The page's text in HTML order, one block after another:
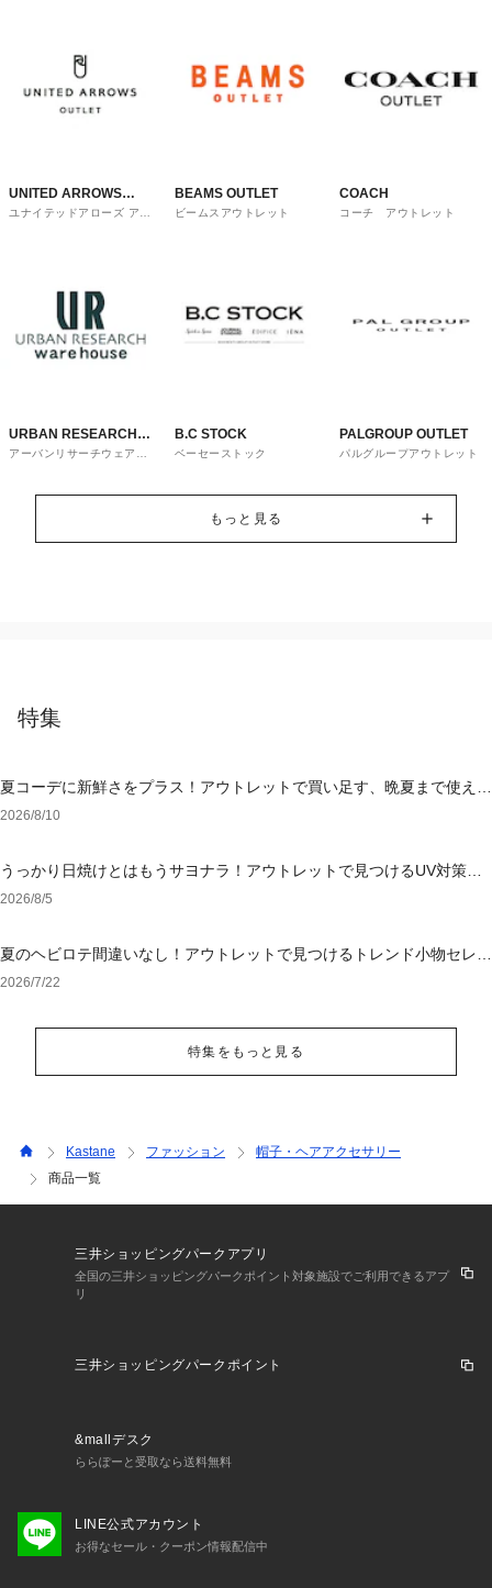
UNITED ARROWS
OUTLET
ユナイテッドアローズ アウ
BEAMS OUTLET
ビームスアウトレット
COACH
コーチ アウトレット
URBAN RESEARCH
ware house
アーバンリサーチウェアハ
B.C STOCK
ベーセーストック
PALGROUP OUTLET
パルグループアウトレット
もっと見る
特集
夏コーデに新鮮さをプラス！アウトレットで買い足す、晩夏まで使える
アイテム
2026/8/10
うっかり日焼けとはもうサヨナラ！アウトレットで見つけるUV対策ウ
ェア
2026/8/5
夏のヘビロテ間違いなし！アウトレットで見つけるトレンド小物セレク
ション
2026/7/22
特集をもっと見る
Kastane ファッション
帽子・ヘアアクセサリー
商品一覧
三井ショッピングパークアプリ
全国の三井ショッピングパークポイント対象施設でご利用できるアプ
リ
三井ショッピングパークポイント
&mallデスク
ららぽーと受取なら送料無料
LINE公式アカウント
お得なセール・クーポン情報配信中